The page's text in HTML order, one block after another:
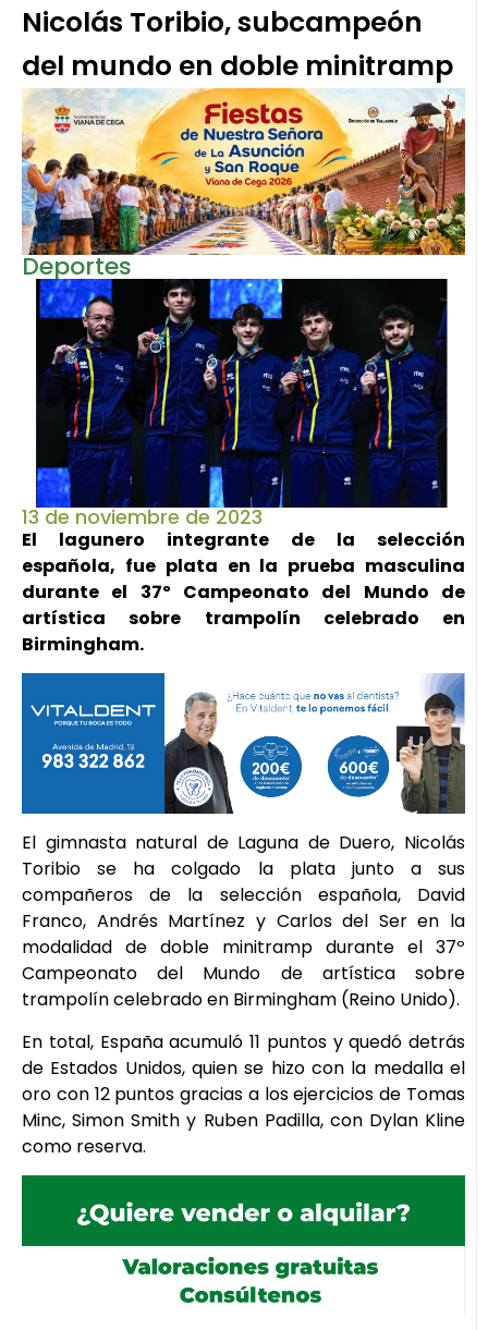
Nicolás Toribio, subcampeón
del mundo en doble minitramp
Deportes
13 de noviembre de 2023
El lagunero integrante de la selección
española, fue plata en la prueba masculina
durante el 37º Campeonato del Mundo de
artística sobre trampolín celebrado en
Birmingham.
El gimnasta natural de Laguna de Duero, Nicolás
Toribio se ha colgado la plata junto a sus
compañeros de la selección española, David
Franco, Andrés Martínez y Carlos del Ser en la
modalidad de doble minitramp durante el 37º
Campeonato del Mundo de artística sobre
trampolín celebrado en Birmingham (Reino Unido).
En total, España acumuló 11 puntos y quedó detrás
de Estados Unidos, quien se hizo con la medalla el
oro con 12 puntos gracias a los ejercicios de Tomas
Minc, Simon Smith y Ruben Padilla, con Dylan Kline
como reserva.